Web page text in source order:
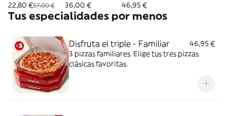
22,80 €57,00 €
36,00 €
46,95 €
Tus especialidades por menos
Disfruta el triple - Familiar
46,95 €
3 pizzas familiares. Elige tus tres pizzas
clásicas favoritas.